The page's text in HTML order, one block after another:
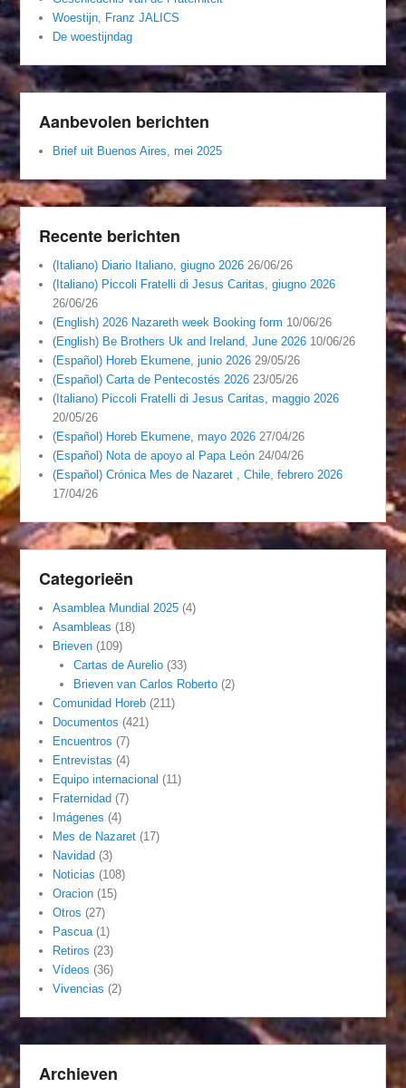
Woestijn, Franz JALICS
De woestijndag
Aanbevolen berichten
Brief uit Buenos Aires, mei 2025
Recente berichten
(Italiano) Diario Italiano, giugno 2026 26/06/26
(Italiano) Piccoli Fratelli di Jesus Caritas, giugno 2026
26/06/26
(English) 2026 Nazareth week Booking form 10/06/26
(English) Be Brothers Uk and Ireland, June 2026 10/06/26
(Español) Horeb Ekumene, junio 2026 29/05/26
(Español) Carta de Pentecostés 2026 23/05/26
(Italiano) Piccoli Fratelli di Jesus Caritas, maggio 2026
20/05/26
(Español) Horeb Ekumene, mayo 2026 27/04/26
(Español) Nota de apoyo al Papa León 24/04/26
(Español) Crónica Mes de Nazaret , Chile, febrero 2026
17/04/26
Categorieën
Asamblea Mundial 2025 (4)
Asambleas (18)
Brieven (109)
Cartas de Aurelio(33)
Brieven van Carlos Roberto(2)
Comunidad Horeb (211)
Documentos (421)
Encuentros (7)
Entrevistas (4)
Equipo internacional (11)
Fraternidad (7)
Imágenes (4)
Mes de Nazaret (17)
Navidad (3)
Noticias (108)
Oracion (15)
Otros (27)
Pascua (1)
Retiros (23)
Vídeos (36)
Vivencias (2)
Archieven